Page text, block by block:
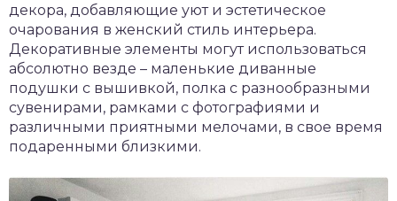
декора, добавляющие уют и эстетическое
очарования в женский стиль интерьера.
Декоративные элементы могут использоваться
абсолютно везде – маленькие диванные
подушки с вышивкой, полка с разнообразными
сувенирами, рамками с фотографиями и
различными приятными мелочами, в свое время
подаренными близкими.